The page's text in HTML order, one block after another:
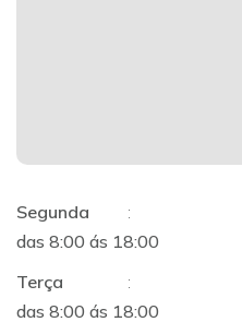
Segunda
:
das 8:00 ás 18:00
Terça
:
das 8:00 ás 18:00